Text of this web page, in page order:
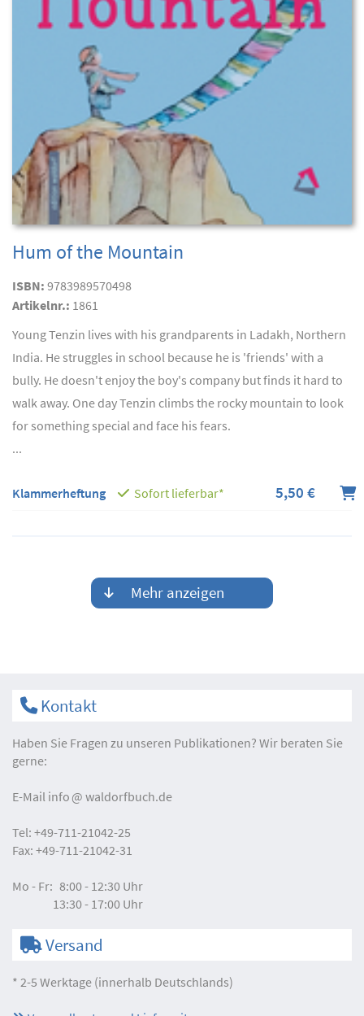
Hum of the Mountain
ISBN: 9783989570498
Artikelnr.: 1861
Young Tenzin lives with his grandparents in Ladakh, Northern
India. He struggles in school because he is 'friends' with a
bully. He doesn't enjoy the boy's company but finds it hard to
walk away. One day Tenzin climbs the rocky mountain to look
for something special and face his fears.
...
Klammerheftung Sofort lieferbar* 5,50 €
Mehr anzeigen
Kontakt
Haben Sie Fragen zu unseren Publikationen? Wir beraten Sie
gerne:
E-Mail info waldorfbuch.de
Tel: +49-711-21042-25
Fax: +49-711-21042-31
Mo - Fr: 8:00 - 12:30 Uhr
13:30 - 17:00 Uhr
Versand
* 2-5 Werktage (innerhalb Deutschlands)